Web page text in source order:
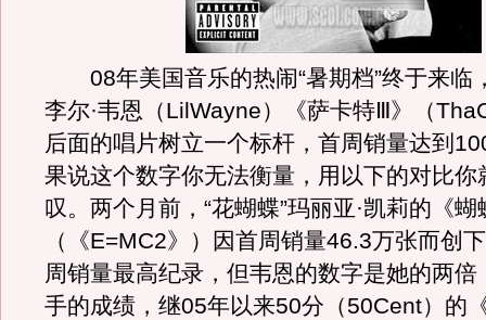
08年美国音乐的热闹“暑期档”终于来临
李尔·韦恩（LilWayne）《萨卡特Ⅲ》（
后面的唱片树立一个标杆，首周销量达到
果说这个数字你无法衡量，用以下的对比你
叹。两个月前，“花蝴蝶”玛丽亚·凯莉的《
（《E=MC2》）因首周销量46.3万张而创
周销量最高纪录，但韦恩的数字是她的两倍
手的成绩，继05年以来50分（50Cent）的